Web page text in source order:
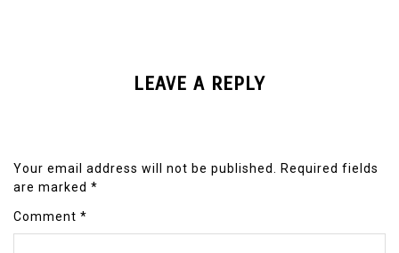
LEAVE A REPLY
Your email address will not be published.
Required fields
are marked *
Comment *